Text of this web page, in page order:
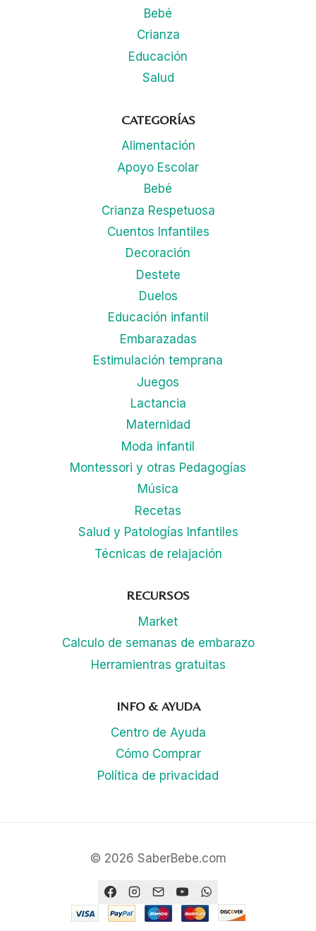
Bebé
Crianza
Educación
Salud
CATEGORÍAS
Alimentación
Apoyo Escolar
Bebé
Crianza Respetuosa
Cuentos Infantiles
Decoración
Destete
Duelos
Educación infantil
Embarazadas
Estimulación temprana
Juegos
Lactancia
Maternidad
Moda infantil
Montessori y otras Pedagogías
Música
Recetas
Salud y Patologías Infantiles
Técnicas de relajación
RECURSOS
Market
Calculo de semanas de embarazo
Herramientras gratuitas
INFO & AYUDA
Centro de Ayuda
Cómo Comprar
Política de privacidad
© 2026 SaberBebe.com